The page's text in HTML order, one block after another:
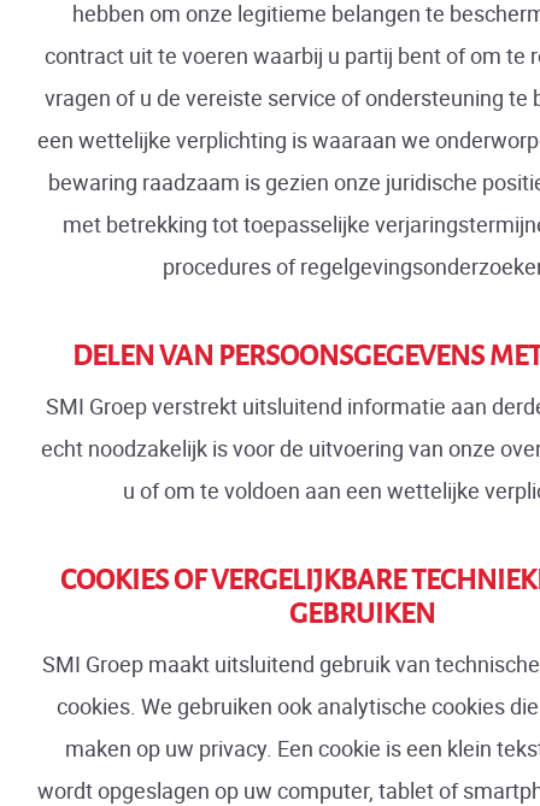
hebben om onze legitieme belangen te
contract uit te voeren waarbij u partij bent of om te
vragen of u de vereiste service of ondersteuning te
een wettelijke verplichting is waaraan we
bewaring raadzaam is gezien onze juridische
met betrekking tot toepasselijke
procedures of
DELEN VAN PERSOONSGEGEVENS
SMI Groep verstrekt uitsluitend informatie aan
echt noodzakelijk is voor de uitvoering van onze
u of om te voldoen aan een wettelijke
COOKIES OF VERGELIJKBARE
GEBRUIKEN
SMI Groep maakt uitsluitend gebruik van
cookies. We gebruiken ook analytische cookies
maken op uw privacy. Een cookie is een klein
wordt opgeslagen op uw computer, tablet of